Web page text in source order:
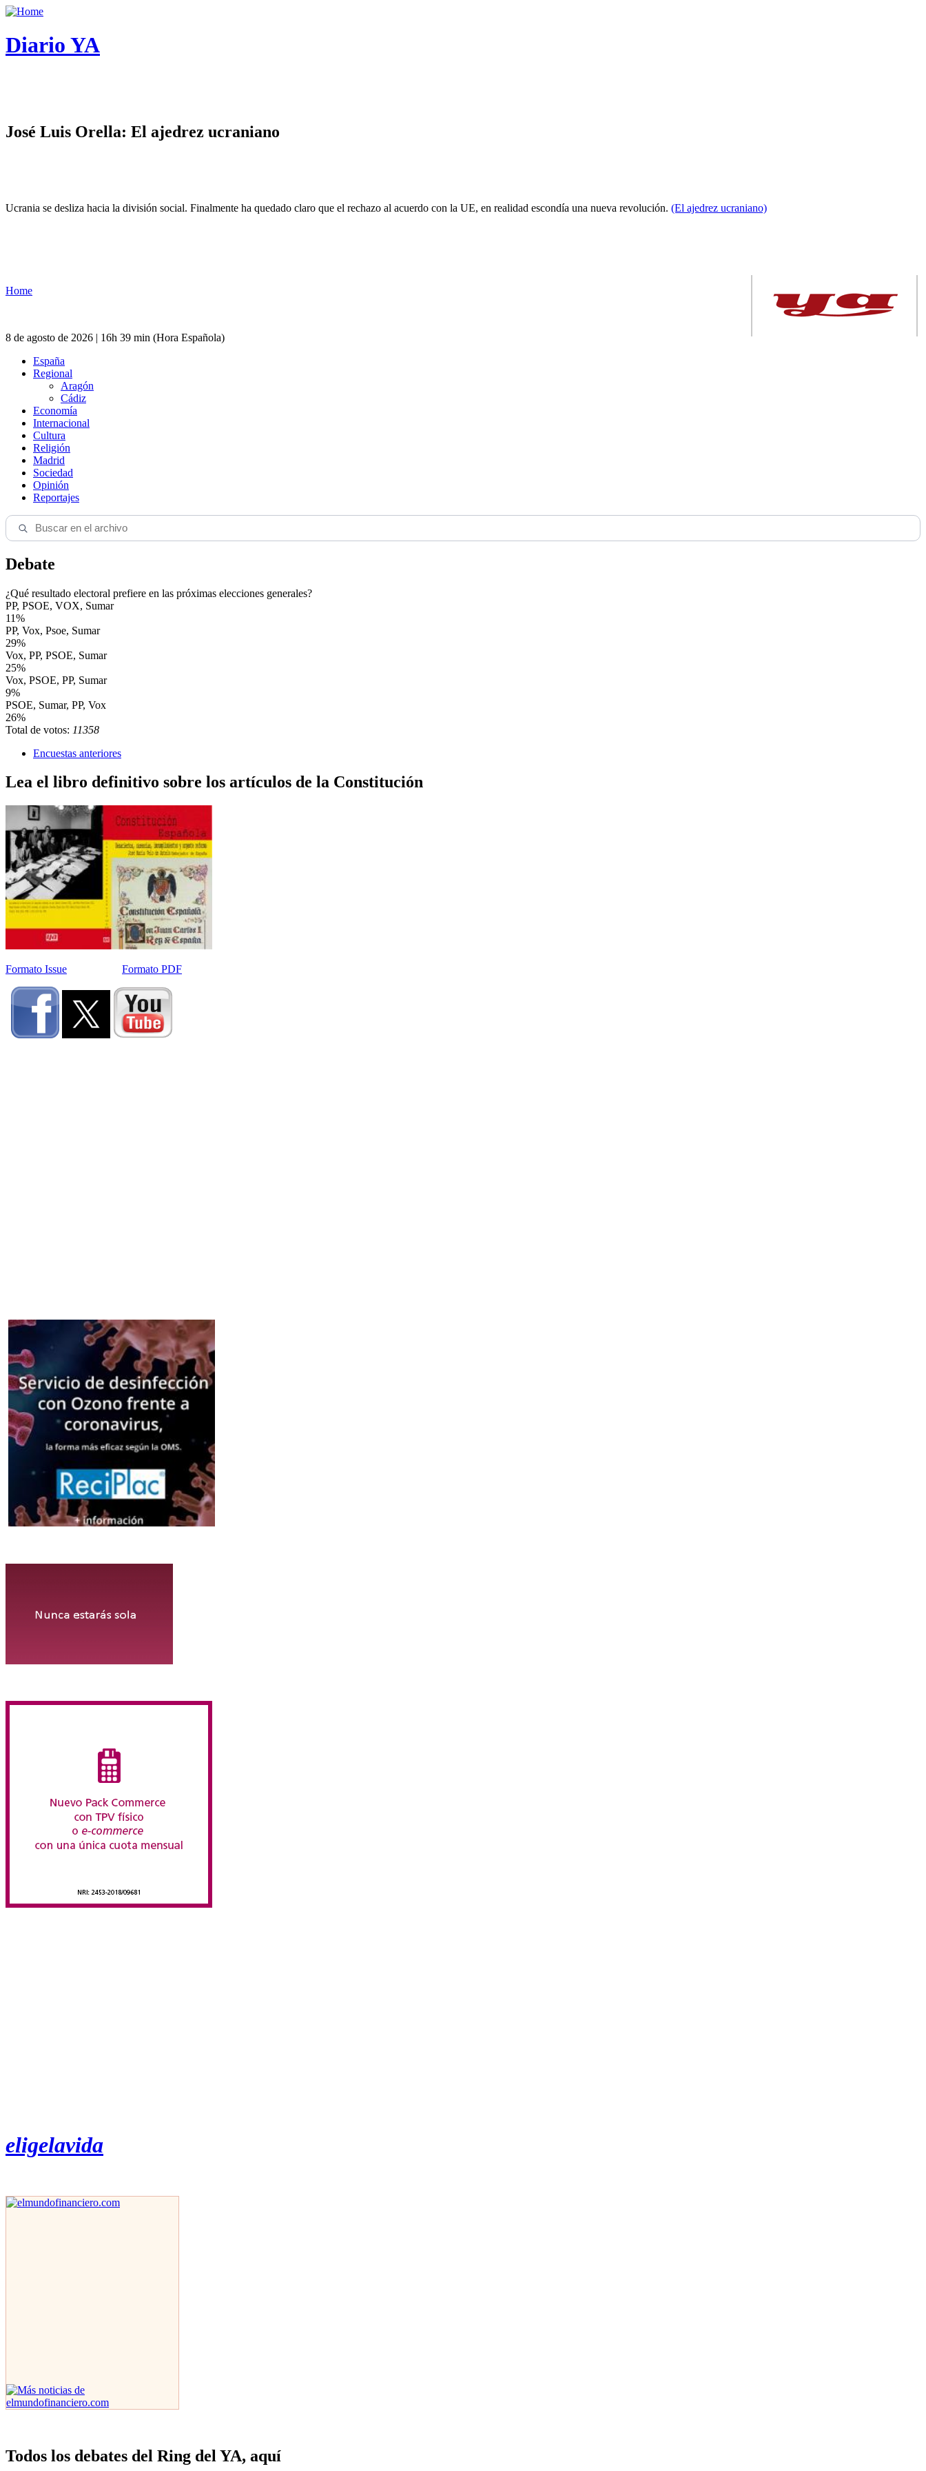
Diario YA
José Luis Orella: El ajedrez ucraniano
Ucrania se desliza hacia la división social. Finalmente ha quedado claro que el rechazo al acuerdo con la UE, en realidad escondía una nueva revolución. (El ajedrez ucraniano)
Home
8 de agosto de 2026 | 16h 39 min (Hora Española)
España
Regional
Aragón
Cádiz
Economía
Internacional
Cultura
Religión
Madrid
Sociedad
Opinión
Reportajes
Debate
¿Qué resultado electoral prefiere en las próximas elecciones generales?
PP, PSOE, VOX, Sumar
11%
PP, Vox, Psoe, Sumar
29%
Vox, PP, PSOE, Sumar
25%
Vox, PSOE, PP, Sumar
9%
PSOE, Sumar, PP, Vox
26%
Total de votos: 11358
Encuestas anteriores
Lea el libro definitivo sobre los artículos de la Constitución
Formato Issue Formato PDF
eligelavida
Todos los debates del Ring del YA, aquí